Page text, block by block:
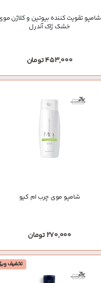
شامپو تقویت کننده بیوتین و کلاژن
خشک ژاک آندرل
453,000 تومان
شامپو موی چرب ام کیو
270,000 تومان
تخفیف